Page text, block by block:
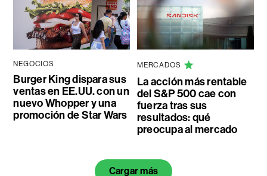
NEGOCIOS
Burger King dispara sus
ventas en EE.UU. con un
nuevo Whopper y una
promoción de Star Wars
MERCADOS
La acción más rentable
del S&P 500 cae con
fuerza tras sus
resultados: qué
preocupa al mercado
Cargar más